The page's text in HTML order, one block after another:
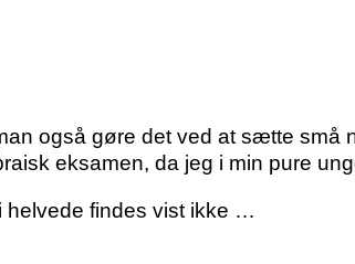
også gøre det ved at sætte små
eksamen, da jeg i min pure
helvede findes vist ikke …